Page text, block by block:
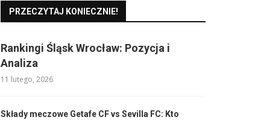
PRZECZYTAJ KONIECZNIE!
Rankingi Śląsk Wrocław: Pozycja i
Analiza
11 lutego, 2026
Składy meczowe Getafe CF vs Sevilla FC: Kto